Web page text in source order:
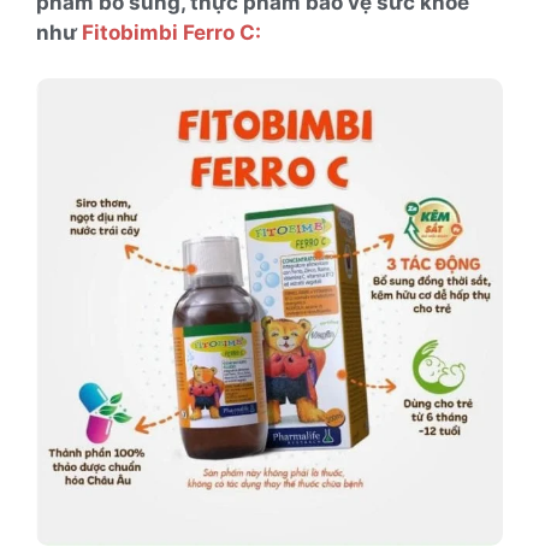
nhưFitobimbi Ferro C: